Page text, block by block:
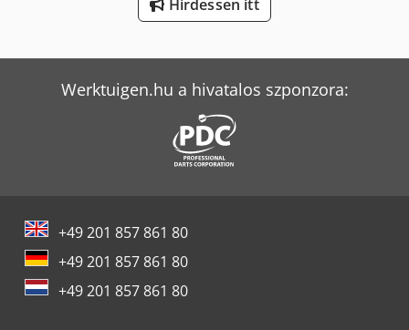
Hirdessen itt
Werktuigen.hu a hivatalos szponzora:
+49 201 857 861 80
+49 201 857 861 80
+49 201 857 861 80